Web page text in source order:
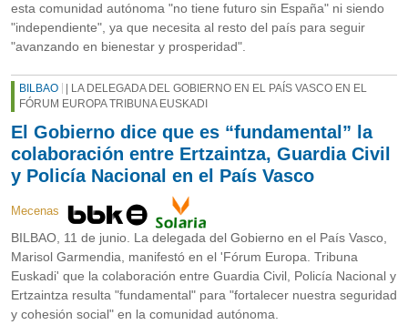
esta comunidad autónoma "no tiene futuro sin España" ni siendo
"independiente", ya que necesita al resto del país para seguir
"avanzando en bienestar y prosperidad".
BILBAO
| LA DELEGADA DEL GOBIERNO EN EL PAÍS VASCO EN EL
FÓRUM EUROPA TRIBUNA EUSKADI
El Gobierno dice que es “fundamental” la
colaboración entre Ertzaintza, Guardia Civil
y Policía Nacional en el País Vasco
Mecenas
BILBAO, 11 de junio. La delegada del Gobierno en el País Vasco,
Marisol Garmendia, manifestó en el 'Fórum Europa. Tribuna
Euskadi' que la colaboración entre Guardia Civil, Policía Nacional y
Ertzaintza resulta "fundamental" para "fortalecer nuestra seguridad
y cohesión social" en la comunidad autónoma.